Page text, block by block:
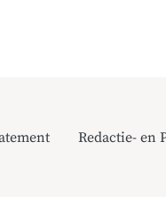
Redactie- en